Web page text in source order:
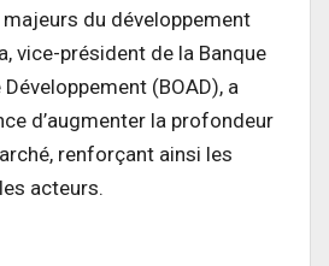
majeurs du développement
vice-président de la Banque
(BOAD), a
d’augmenter la profondeur
renforçant ainsi les
acteurs.